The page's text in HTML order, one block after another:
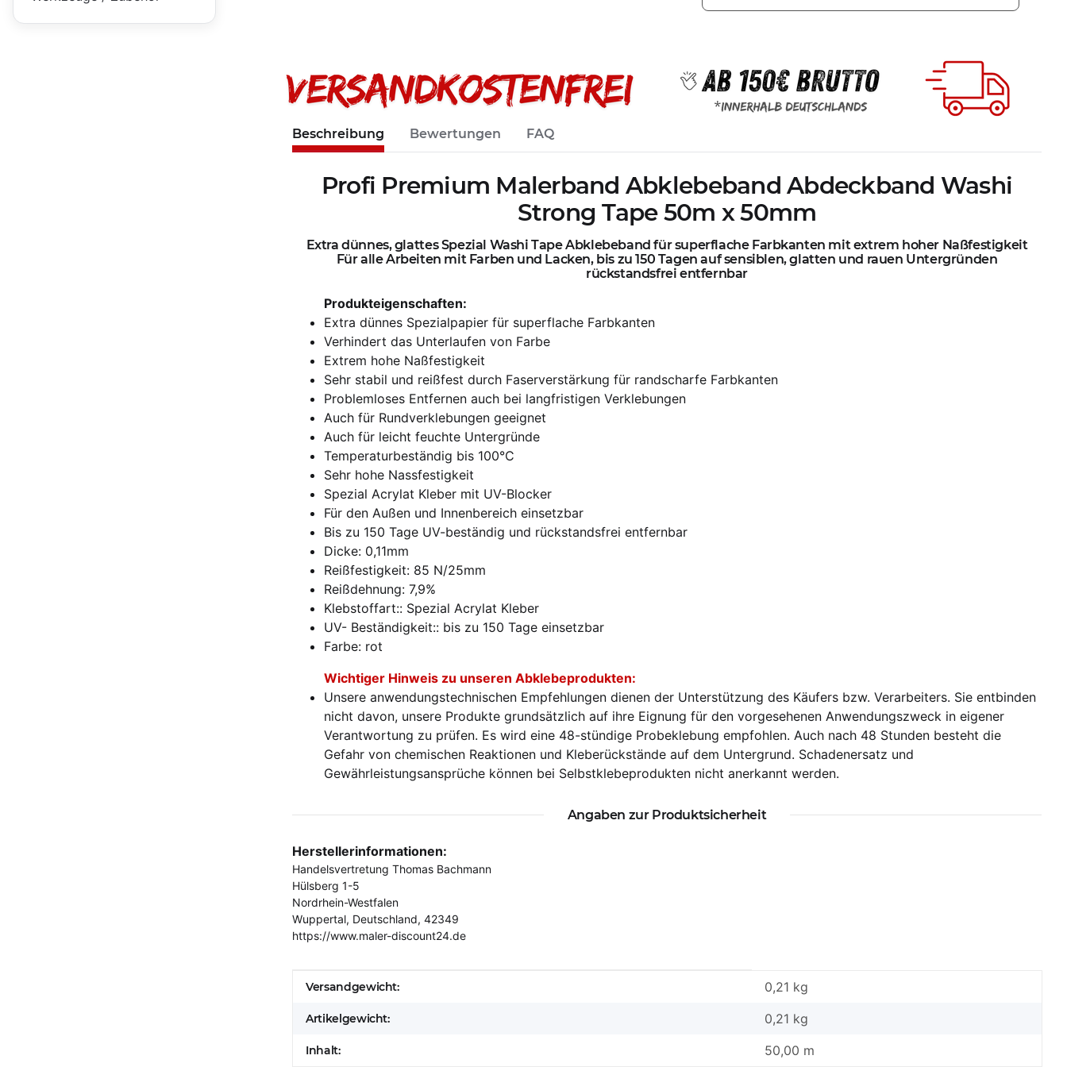
Beschreibung Bewertungen FAQ
Profi Premium Malerband Abklebeband Abdeckband Washi
Strong Tape 50m x 50mm
Extra dünnes, glattes Spezial Washi Tape Abklebeband für superflache Farbkanten mit extrem hoher Naßfestigkeit
Für alle Arbeiten mit Farben und Lacken, bis zu 150 Tagen auf sensiblen, glatten und rauen Untergründen
rückstandsfrei entfernbar
Produkteigenschaften:
Extra dünnes Spezialpapier für superflache Farbkanten
Verhindert das Unterlaufen von Farbe
Extrem hohe Naßfestigkeit
Sehr stabil und reißfest durch Faserverstärkung für randscharfe Farbkanten
Problemloses Entfernen auch bei langfristigen Verklebungen
Auch für Rundverklebungen geeignet
Auch für leicht feuchte Untergründe
Temperaturbeständig bis 100°C
Sehr hohe Nassfestigkeit
Spezial Acrylat Kleber mit UV-Blocker
Für den Außen und Innenbereich einsetzbar
Bis zu 150 Tage UV-beständig und rückstandsfrei entfernbar
Dicke: 0,11mm
Reißfestigkeit: 85 N/25mm
Reißdehnung: 7,9%
Klebstoffart:: Spezial Acrylat Kleber
UV- Beständigkeit:: bis zu 150 Tage einsetzbar
Farbe: rot
Wichtiger Hinweis zu unseren Abklebeprodukten:
Unsere anwendungstechnischen Empfehlungen dienen der Unterstützung des Käufers bzw. Verarbeiters. Sie entbinden
nicht davon, unsere Produkte grundsätzlich auf ihre Eignung für den vorgesehenen Anwendungszweck in eigener
Verantwortung zu prüfen. Es wird eine 48-stündige Probeklebung empfohlen. Auch nach 48 Stunden besteht die
Gefahr von chemischen Reaktionen und Kleberückstände auf dem Untergrund. Schadenersatz und
Gewährleistungsansprüche können bei Selbstklebeprodukten nicht anerkannt werden.
Angaben zur Produktsicherheit
Herstellerinformationen:
Handelsvertretung Thomas Bachmann
Hülsberg 1-5
Nordrhein-Westfalen
Wuppertal, Deutschland, 42349
https://www.maler-discount24.de
Produkteigenschaft
Wert
Versandgewicht: 0,21 kg
Artikelgewicht: 0,21 kg
Inhalt: 50,00 m